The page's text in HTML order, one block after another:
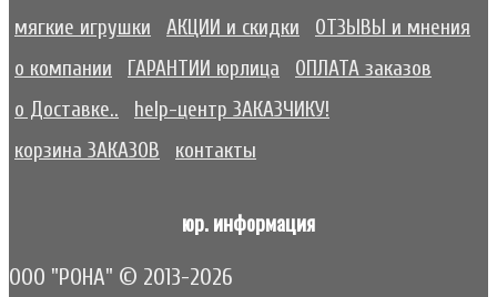
мягкие игрушки
АКЦИИ и скидки
ОТЗЫВЫ и мнения
о компании
ГАРАНТИИ юрлица
ОПЛАТА заказов
о Доставке..
help-центр ЗАКАЗЧИКУ!
корзина ЗАКАЗОВ
контакты
юр. информация
ООО "РОНА" © 2013-2026